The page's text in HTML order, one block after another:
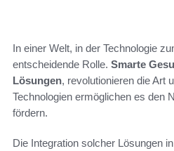
In einer Welt, in der Technologie
entscheidende Rolle. Smarte
Lösungen, revolutionieren die Art
Technologien ermöglichen es den
fördern.
Die Integration solcher Lösungen